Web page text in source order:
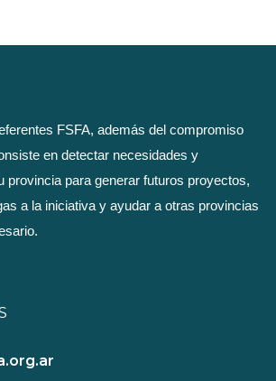
FSFA, además del compromiso
en detectar necesidades y
provincia para generar futuros proyectos,
a la iniciativa y ayudar a otras provincias